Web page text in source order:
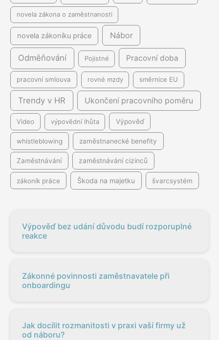
novela zákona o zaměstnanosti
novela zákoníku práce Nábor
Odměňování Pojistné Pracovní doba
pracovní smlouva rovné mzdy směrnice EU
Trendy v HR Ukončení pracovního poměru
Video výpovědní lhůta Výpověď
whistleblowing zaměstnanecké benefity
Zaměstnávání zaměstnávání cizinců
zákoník práce Škoda na majetku švarcsystém
Výpověď bez udání důvodu budí rozporuplné
reakce
Zákonné povinnosti zaměstnavatele při
onboardingu
Jak docílit rozmanitosti v praxi vaší firmy už
od náboru?